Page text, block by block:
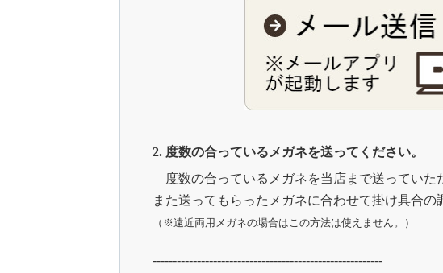
2. 度数の合っているメガネを送ってください。
度数の合っているメガネを当店まで送っていた
また送ってもらったメガネに合わせて掛け具合の
（※遠近両用メガネの場合はこの方法は使えません。）
---------------------------------------------------------